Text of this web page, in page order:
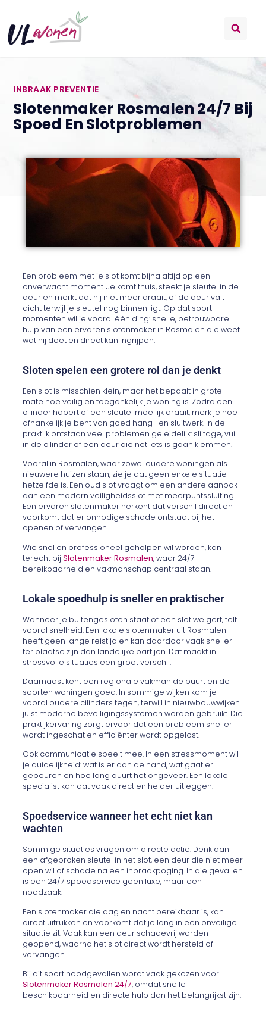
INBRAAK PREVENTIE
Slotenmaker Rosmalen 24/7 Bij
Spoed En Slotproblemen
Een probleem met je slot komt bijna altijd op een
onverwacht moment. Je komt thuis, steekt je sleutel in de
deur en merkt dat hij niet meer draait, of de deur valt
dicht terwijl je sleutel nog binnen ligt. Op dat soort
momenten wil je vooral één ding: snelle, betrouwbare
hulp van een ervaren slotenmaker in Rosmalen die weet
wat hij doet en direct kan ingrijpen.
Sloten spelen een grotere rol dan je denkt
Een slot is misschien klein, maar het bepaalt in grote
mate hoe veilig en toegankelijk je woning is. Zodra een
cilinder hapert of een sleutel moeilijk draait, merk je hoe
afhankelijk je bent van goed hang- en sluitwerk. In de
praktijk ontstaan veel problemen geleidelijk: slijtage, vuil
in de cilinder of een deur die net iets is gaan klemmen.
Vooral in Rosmalen, waar zowel oudere woningen als
nieuwere huizen staan, zie je dat geen enkele situatie
hetzelfde is. Een oud slot vraagt om een andere aanpak
dan een modern veiligheidsslot met meerpuntssluiting.
Een ervaren slotenmaker herkent dat verschil direct en
voorkomt dat er onnodige schade ontstaat bij het
openen of vervangen.
Wie snel en professioneel geholpen wil worden, kan
terecht bijSlotenmaker Rosmalen, waar 24/7
bereikbaarheid en vakmanschap centraal staan.
Lokale spoedhulp is sneller en praktischer
Wanneer je buitengesloten staat of een slot weigert, telt
vooral snelheid. Een lokale slotenmaker uit Rosmalen
heeft geen lange reistijd en kan daardoor vaak sneller
ter plaatse zijn dan landelijke partijen. Dat maakt in
stressvolle situaties een groot verschil.
Daarnaast kent een regionale vakman de buurt en de
soorten woningen goed. In sommige wijken kom je
vooral oudere cilinders tegen, terwijl in nieuwbouwwijken
juist moderne beveiligingssystemen worden gebruikt. Die
praktijkervaring zorgt ervoor dat een probleem sneller
wordt ingeschat en efficiënter wordt opgelost.
Ook communicatie speelt mee. In een stressmoment wil
je duidelijkheid: wat is er aan de hand, wat gaat er
gebeuren en hoe lang duurt het ongeveer. Een lokale
specialist kan dat vaak direct en helder uitleggen.
Spoedservice wanneer het echt niet kan
wachten
Sommige situaties vragen om directe actie. Denk aan
een afgebroken sleutel in het slot, een deur die niet meer
open wil of schade na een inbraakpoging. In die gevallen
is een 24/7 spoedservice geen luxe, maar een
noodzaak.
Een slotenmaker die dag en nacht bereikbaar is, kan
direct uitrukken en voorkomt dat je lang in een onveilige
situatie zit. Vaak kan een deur schadevrij worden
geopend, waarna het slot direct wordt hersteld of
vervangen.
Bij dit soort noodgevallen wordt vaak gekozen voor
Slotenmaker Rosmalen 24/7, omdat snelle
beschikbaarheid en directe hulp dan het belangrijkst zijn.